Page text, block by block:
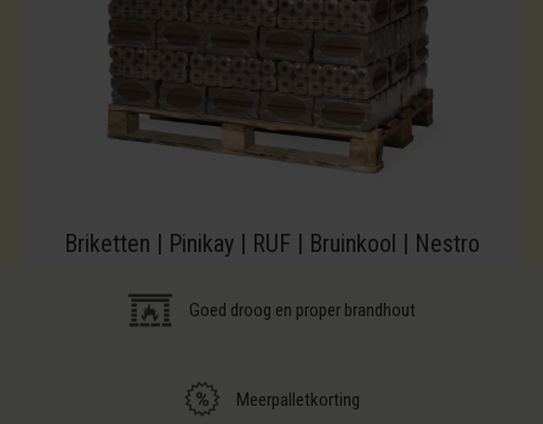
Briketten | Pinikay | RUF | Bruinkool | Nestro
Goed droog en proper brandhout
Meerpalletkorting